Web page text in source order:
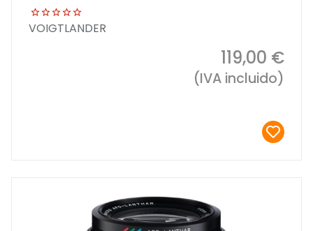
VOIGTLANDER
119,00 €
(IVA incluido)